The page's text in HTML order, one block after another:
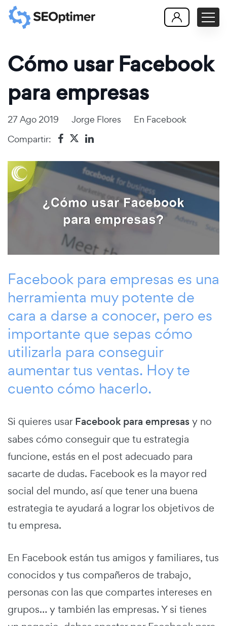
Cómo usar Facebook
para empresas
27 Ago 2019 Jorge Flores En Facebook
Compartir:
Facebook para empresas es una
herramienta muy potente de
cara a darse a conocer, pero es
importante que sepas cómo
utilizarla para conseguir
aumentar tus ventas. Hoy te
cuento cómo hacerlo.
Si quieres usarFacebook para empresas y no
sabes cómo conseguir que tu estrategia
funcione, estás en el post adecuado para
sacarte de dudas. Facebook es la mayor red
social del mundo, así que tener una buena
estrategia te ayudará a lograr los objetivos de
tu empresa.
En Facebook están tus amigos y familiares, tus
conocidos y tus compañeros de trabajo,
personas con las que compartes intereses en
grupos… y también las empresas. Y si tienes